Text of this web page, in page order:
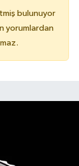
bulunuyor
yorumlardan